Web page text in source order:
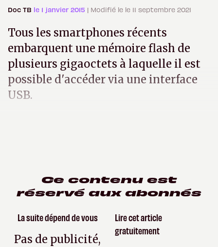
Doc TB le 1 janvier 2015 | Modifié le le 11 septembre 2021
Tous les smartphones récents
embarquent une mémoire flash de
plusieurs gigaoctets à laquelle il est
possible d'accéder via une interface
USB.
Ce contenu est
réservé aux abonnés
La suite dépend de vous
Pas de publicité,
Lire cet article
gratuitement